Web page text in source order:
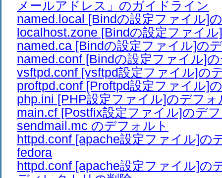
メールアドレス」のガイドライン
named.local [Bindの設定ファイル]
localhost.zone [Bindの設定ファイ
named.ca [Bindの設定ファイル]の
named.conf [Bindの設定ファイル]
vsftpd.conf [vsftpd設定ファイル]の
proftpd.conf [Proftpd設定ファイル]
php.ini [PHP設定ファイル]のデフォ
main.cf [Postfix設定ファイル]のデ
sendmail.mc のデフォルト
httpd.conf [apache設定ファイル]の
fedora
httpd.conf [apache設定ファイル]の